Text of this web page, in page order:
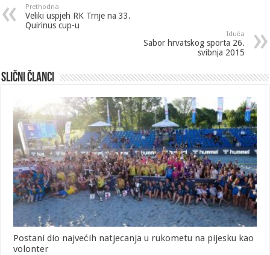
Prethodna
Veliki uspjeh RK Trnje na 33.
Quirinus cup-u
Iduća
Sabor hrvatskog sporta 26.
svibnja 2015
Slični članci
Postani dio najvećih natjecanja u rukometu na pijesku kao
volonter